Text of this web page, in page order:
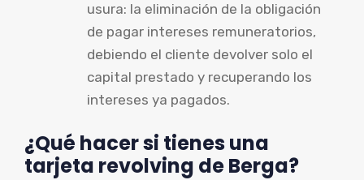
usura: la eliminación de la obligación
de pagar intereses remuneratorios,
debiendo el cliente devolver solo el
capital prestado y recuperando los
intereses ya pagados.
¿Qué hacer si tienes una
tarjeta revolving de Berga?